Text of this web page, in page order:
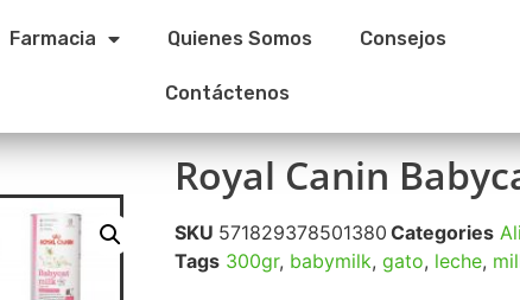
Farmacia Quienes Somos Consejos
Contáctenos
Royal Canin
SKU 571829378501380 Categories
Tags 300gr, babymilk, gato, leche,